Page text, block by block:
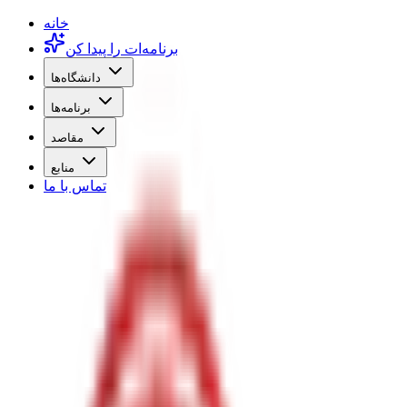
خانه
برنامه‌ات را پیدا کن
دانشگاه‌ها
برنامه‌ها
مقاصد
منابع
تماس با ما